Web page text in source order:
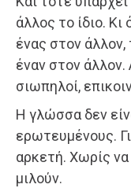
άλλος το ίδιο. Κι
ένας στον
έναν στον άλλον.
σιωπηλοί,
Η γλώσσα δεν
ερωτευμένους.
αρκετή. Χωρίς
μιλούν.